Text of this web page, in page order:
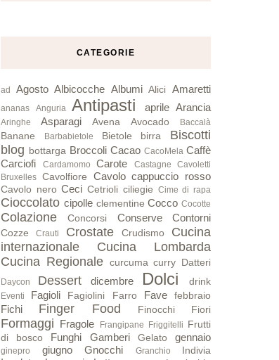
CATEGORIE
ad Agosto Albicocche Albumi Alici Amaretti
ananas Anguria Antipasti aprile Arancia
Aringhe Asparagi Avena Avocado Baccalà
Banane Barbabietole Bietole birra
Biscotti
blog bottarga Broccoli Cacao CacoMela Caffè
Carciofi
Cardamomo Carote Castagne
Cavoletti
Bruxelles Cavolfiore Cavolo cappuccio rosso
Cavolo nero Ceci Cetrioli ciliegie Cime di rapa
Cioccolato cipolle clementine Cocco Cocotte
Colazione Concorsi Conserve Contorni
Cozze Crauti Crostate Crudismo
Cucina
internazionale
Cucina Lombarda
Cucina Regionale
curcuma curry Datteri
Daycon Dessert dicembre Dolci drink
Eventi Fagioli Fagiolini Farro Fave febbraio
Fichi Finger Food Finocchi Fiori
Formaggi Fragole Frangipane Friggitelli
Frutti
di bosco
Funghi Gamberi Gelato gennaio
ginepro giugno Gnocchi Granchio Indivia